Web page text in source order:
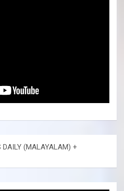
DAILY (MALAYALAM) +